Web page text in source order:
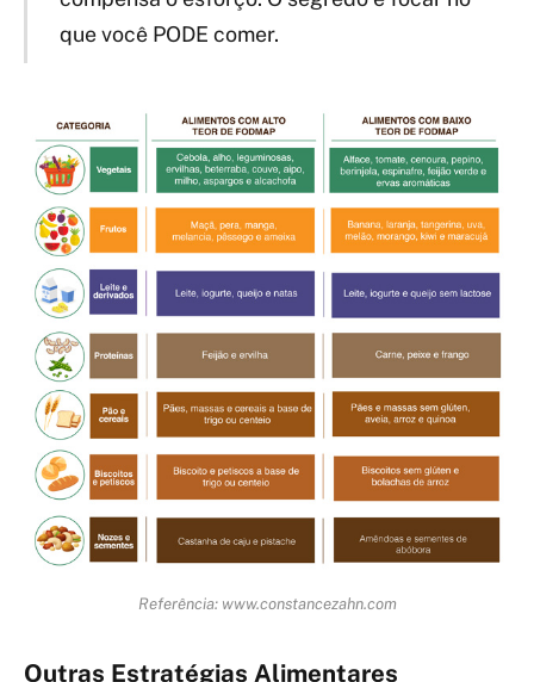
que você PODE comer.
Referência: www.constancezahn.com
Outras Estratégias Alimentares